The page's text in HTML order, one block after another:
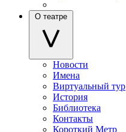
О театре
Новости
Имена
Виртуальный тур
История
Библиотека
Контакты
Короткий Метр